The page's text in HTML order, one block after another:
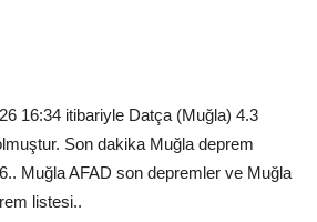
16:34 itibariyle Datça (Muğla) 4.3
Son dakika Muğla deprem
Muğla AFAD son depremler ve Muğla
listesi..